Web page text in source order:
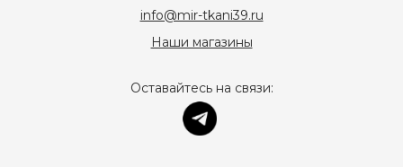
info@mir-tkani39.ru
Наши магазины
Оставайтесь на связи: